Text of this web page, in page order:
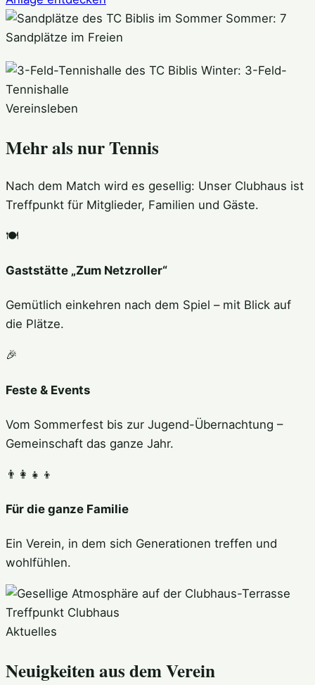
Sommer: 7
Sandplätze im Freien
Winter: 3-Feld-
Tennishalle
Vereinsleben
Mehr als nur Tennis
Nach dem Match wird es gesellig: Unser Clubhaus ist
Treffpunkt für Mitglieder, Familien und Gäste.
🍽️
Gaststätte „Zum Netzroller“
Gemütlich einkehren nach dem Spiel – mit Blick auf
die Plätze.
🎉
Feste & Events
Vom Sommerfest bis zur Jugend-Übernachtung –
Gemeinschaft das ganze Jahr.
👨‍👩‍👧‍👦
Für die ganze Familie
Ein Verein, in dem sich Generationen treffen und
wohlfühlen.
Treffpunkt Clubhaus
Aktuelles
Neuigkeiten aus dem Verein